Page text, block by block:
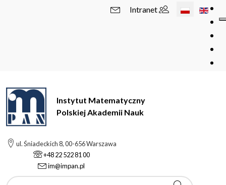
Wybierz swój
Intranet
Instytut Matematyczny
Polskiej Akademii Nauk
ul. Śniadeckich 8, 00-656 Warszawa
+48 22 522 81 00
im@impan.pl
Szukaj